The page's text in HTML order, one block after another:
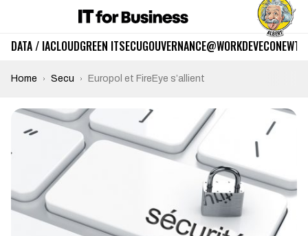
DATA / IACLOUDGREEN ITSECUGOUVERNANCE@WORKDEVECO
Home Secu Europol et FireEye s’allient